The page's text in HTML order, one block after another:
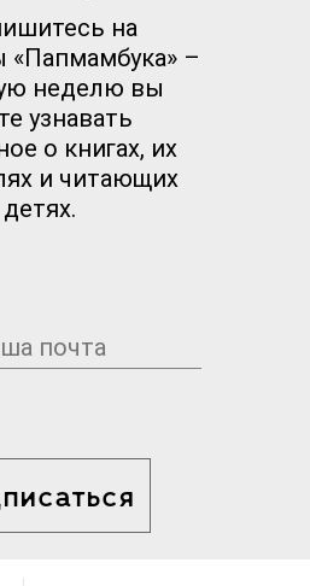
на
«Папмамбука» –
неделю вы
узнавать
о книгах, их
и читающих
детях.